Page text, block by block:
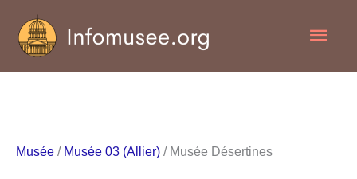
contenu
Musée / Musée 03 (Allier) / Musée Désertines